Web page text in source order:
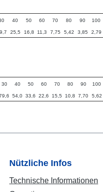
40 50 60 70 80 90 100
25,5 16,8 11,3 7,75 5,42 3,85 2,79
30 40 50 60 70 80 90 100
54,0 33,6 22,6 15,5 10,8 7,70 5,62
Nützliche Infos
Technische Informationen